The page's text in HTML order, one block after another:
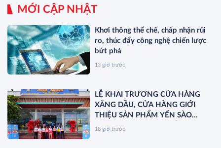
MỚI CẬP NHẬT
Khơi thông thể chế, chấp nhận rủi
ro, thúc đẩy công nghệ chiến lược
bứt phá
13 giờ trước
LỄ KHAI TRƯƠNG CỬA HÀNG
XĂNG DẦU, CỬA HÀNG GIỚI
THIỆU SẢN PHẨM YẾN SÀO
KHÁNH HÒA VÀ RA MẮT SẢN
18 giờ trước